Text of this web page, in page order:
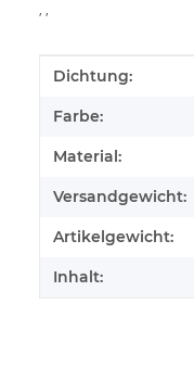
, ,
Produkteigenschaft
Wert
Dichtung:
Farbe:
Material:
Versandgewicht:
Artikelgewicht:
Inhalt: